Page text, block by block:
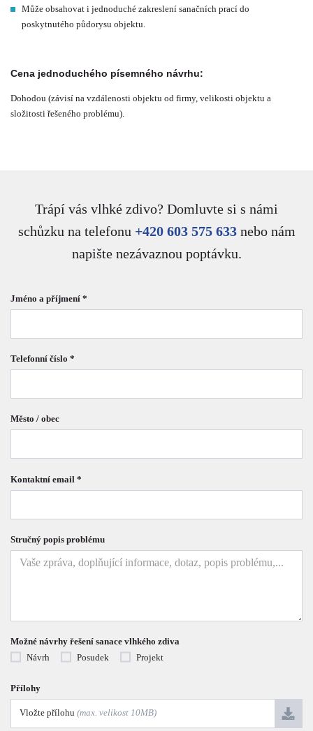
Může obsahovat i jednoduché zakreslení sanačních prací do
poskytnutého půdorysu objektu.
Cena jednoduchého písemného návrhu:
Dohodou (závisí na vzdálenosti objektu od firmy, velikosti objektu a
složitosti řešeného problému).
Trápí vás vlhké zdivo? Domluvte si s námi
schůzku na telefonu +420 603 575 633nebo nám
napište nezávaznou poptávku.
Jméno a příjmení *
Telefonní číslo *
Město / obec
Kontaktní email *
Stručný popis problému
Možné návrhy řešení sanace vlhkého zdiva
Návrh
Posudek Projekt
Přílohy
Vložte přílohu (max. velikost 10MB)